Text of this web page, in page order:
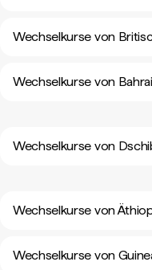
Wechselkurse von
Wechselkurse von
Wechselkurse von
Wechselkurse von
Wechselkurse von